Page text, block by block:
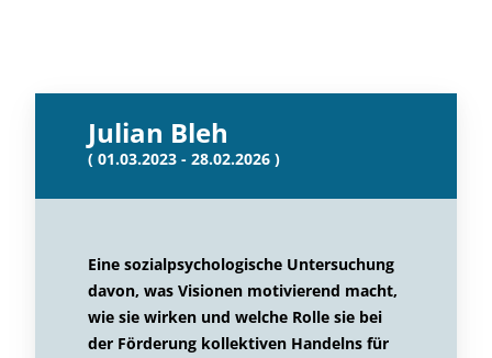
Julian Bleh
( 01.03.2023 - 28.02.2026 )
Eine sozialpsychologische Untersuchung
davon, was Visionen motivierend macht,
wie sie wirken und welche Rolle sie bei
der Förderung kollektiven Handelns für